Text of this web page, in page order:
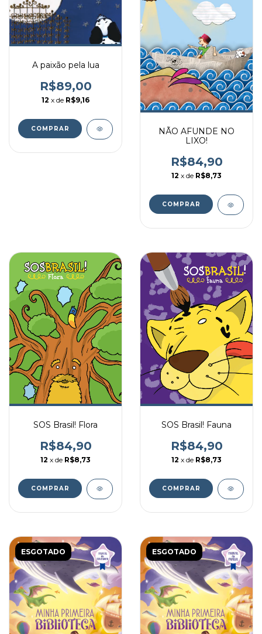
A paixão pela lua
R$89,00
12 x de R$9,16
NÃO AFUNDE NO
LIXO!
R$84,90
12 x de R$8,73
SOS Brasil! Flora
R$84,90
12 x de R$8,73
SOS Brasil! Fauna
R$84,90
12 x de R$8,73
ESGOTADO ESGOTADO